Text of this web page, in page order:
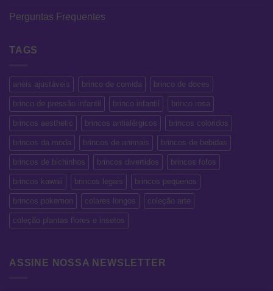
Perguntas Frequentes
TAGS
anéis ajustáveis brinco de comida brinco de doces
brinco de pressão infantil brinco infantil brinco rosa
brincos aesthetic brincos antialérgicos brincos coloridos
brincos da moda brincos de animais brincos de bebidas
brincos de bichinhos brincos divertidos brincos fofos
brincos kawaii brincos legais brincos pequenos
brincos pokemon colares longos coleção arte
coleção plantas flores e insetos
ASSINE NOSSA NEWSLETTER